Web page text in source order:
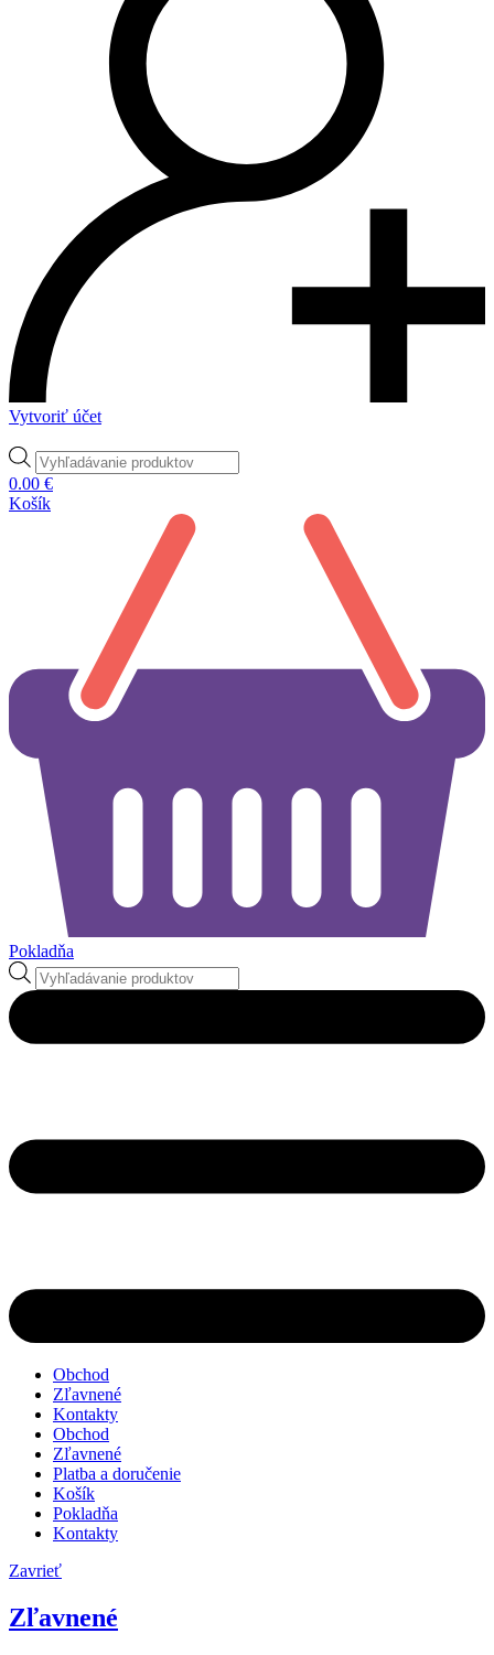
Vytvoriť účet
Products
search
0.00 €
Košík
Pokladňa
Products
search
Obchod
Zľavnené
Kontakty
Obchod
Zľavnené
Platba a doručenie
Košík
Pokladňa
Kontakty
Zavrieť
Zľavnené